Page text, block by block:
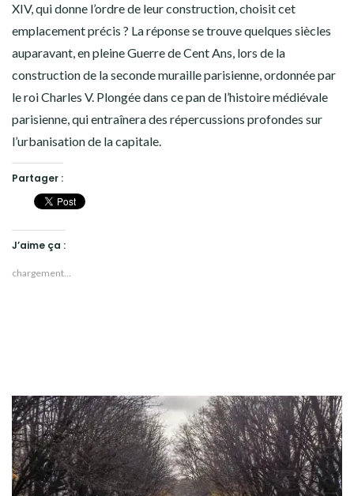
XIV, qui donne l’ordre de leur construction, choisit cet
emplacement précis ? La réponse se trouve quelques siècles
auparavant, en pleine Guerre de Cent Ans, lors de la
construction de la seconde muraille parisienne, ordonnée par
le roi Charles V. Plongée dans ce pan de l’histoire médiévale
parisienne, qui entraînera des répercussions profondes sur
l’urbanisation de la capitale.
Partager :
J’aime ça :
chargement…